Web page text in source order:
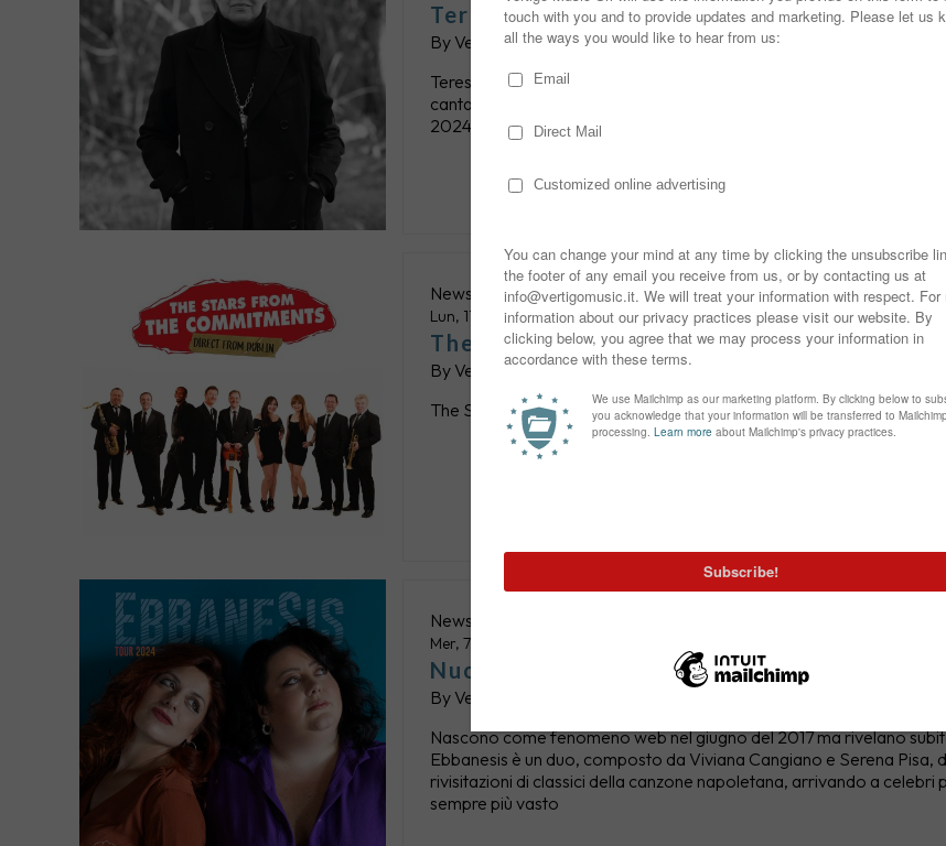
Teresa Parodi: leggenda della musica
By Vertigo Music
Teresa Parodi è una figura iconica della cultura argentina,
cantautrici più rappresentative della musica popolare non solo del
2024 per ritirare un prestigioso premio e per alcuni concerti
News
Lun, 11 marzo 2024
The Stars from the Commitments: 30th
By Vertigo Music
The Stars from the Commitments sono davvero i re del soul di
News
Mer, 7 febbraio 2024
Nuovo ingresso nel Roster di Vertigo!
By Vertigo Music
Nascono come fenomeno web nel giugno del 2017 ma rivelano
Ebbanesis è un duo, composto da Viviana Cangiano e Serena
rivisitazioni di classici della canzone napoletana, arrivando a
sempre più vasto